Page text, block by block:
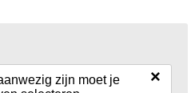
zijn moet je
×